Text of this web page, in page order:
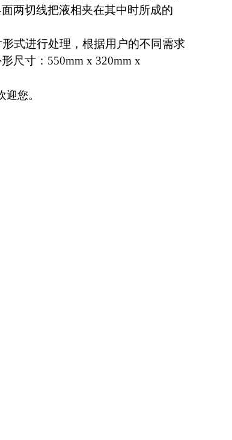
两切线把液相夹在其中时所成的
式进行处理，根据用户的不同需求
尺寸：550mm x 320mm x
迎您。